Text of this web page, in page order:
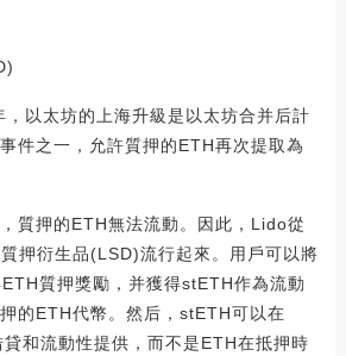
以太坊的上海升級是以太坊合并后計
件之一，允許質押的ETH再次提取為
質押的ETH無法流動。因此，Lido從
押衍生品(LSD)流行起來。用戶可以將
質押獎勵，并獲得stETH作為流動
的ETH代幣。然后，stETH可以在
和流動性提供，而不是ETH在抵押時